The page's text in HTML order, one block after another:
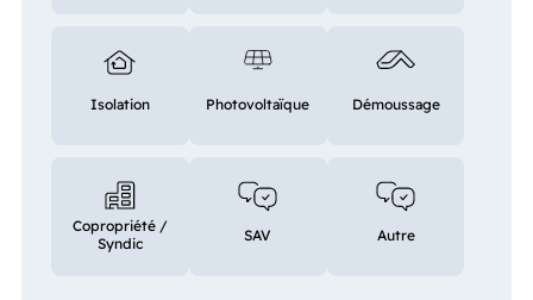
Isolation Photovoltaïque Démoussage
Copropriété /
Syndic
SAV Autre